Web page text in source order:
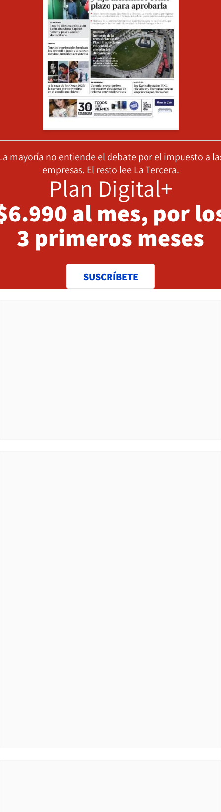
mayoría no entiende el debate por el impuesto a
empresas. El resto lee La Tercera.
Plan Digital+
al mes, por
3 primeros meses
SUSCRÍBETE